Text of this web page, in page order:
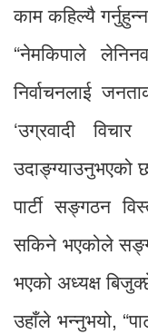
काम कहिल्यै
“नेमकिपाले
निर्वाचनलाई
‘उग्रवादी
उदाङ्ग्याउनुभएको
पार्टी सङ्गठन
सकिने भएकोले
भएको अध्यक्ष
उहाँले भन्नुभयो,